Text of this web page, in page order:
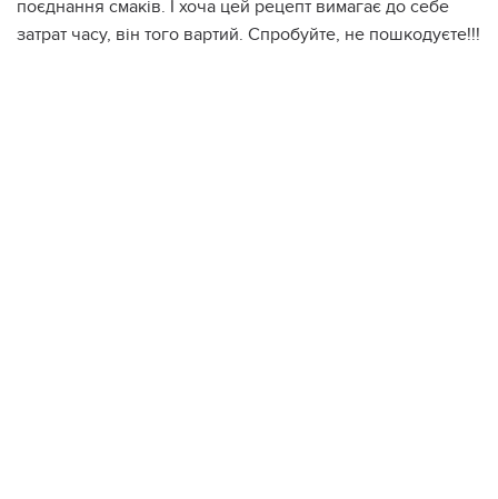
поєднання смаків. І хоча цей рецепт вимагає до себе
затрат часу, він того вартий. Спробуйте, не пошкодуєте!!!